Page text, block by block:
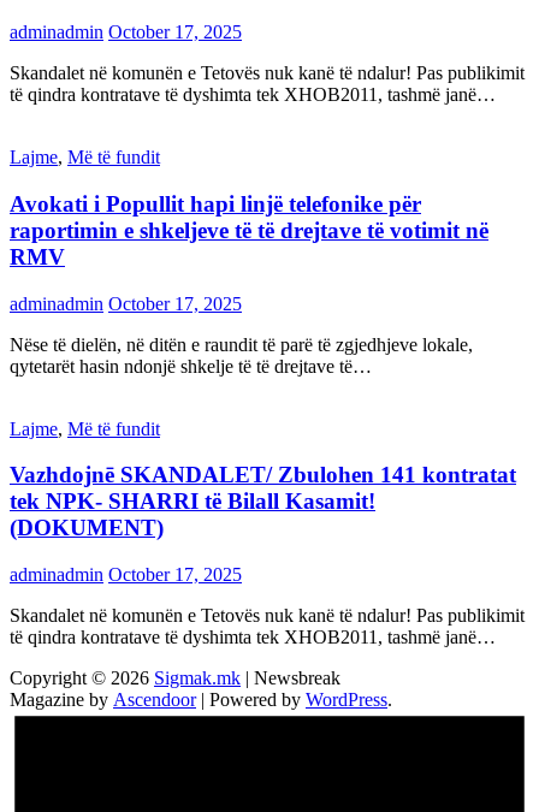
adminadmin October 17, 2025
Skandalet në komunën e Tetovës nuk kanë të ndalur! Pas publikimit
të qindra kontratave të dyshimta tek XHOB2011, tashmë janë…
Lajme, Më të fundit
Avokati i Popullit hapi linjë telefonike për
raportimin e shkeljeve të të drejtave të votimit në
RMV
adminadmin October 17, 2025
Nëse të dielën, në ditën e raundit të parë të zgjedhjeve lokale,
qytetarët hasin ndonjë shkelje të të drejtave të…
Lajme, Më të fundit
Vazhdojnē SKANDALET/ Zbulohen 141 kontratat
tek NPK- SHARRI të Bilall Kasamit!
(DOKUMENT)
adminadmin October 17, 2025
Skandalet në komunën e Tetovës nuk kanë të ndalur! Pas publikimit
të qindra kontratave të dyshimta tek XHOB2011, tashmë janë…
Copyright © 2026 Sigmak.mk | Newsbreak
Magazine by Ascendoor| Powered by WordPress.